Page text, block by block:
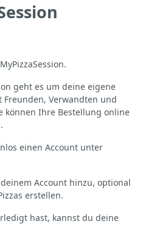
geht es um deine eigene
Freunden, Verwandten und
können Ihre Bestellung online
einen Account unter
Account hinzu, optional
erstellen.
hast, kannst du deine